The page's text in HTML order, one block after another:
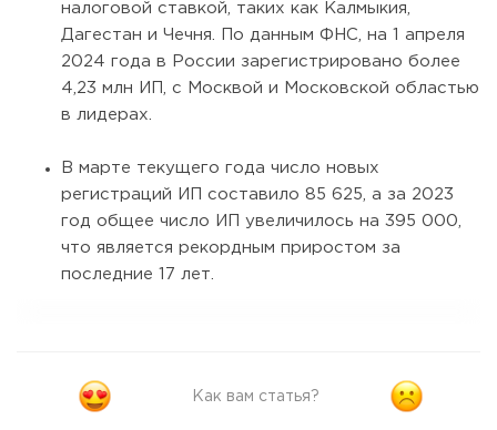
налоговой ставкой, таких как Калмыкия,
Дагестан и Чечня. По данным ФНС, на 1 апреля
2024 года в России зарегистрировано более
4,23 млн ИП, с Москвой и Московской областью
в лидерах.
В марте текущего года число новых
регистраций ИП составило 85 625, а за 2023
год общее число ИП увеличилось на 395 000,
что является рекордным приростом за
последние 17 лет.
Как вам статья?